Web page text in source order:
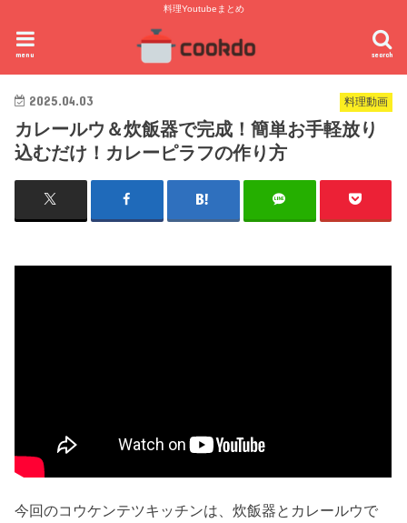
料理Youtubeまとめ
search
menu
料理動画
2025.04.03
カレールウ＆炊飯器で完成！簡単お手軽放り
込むだけ！カレーピラフの作り方
今回のコウケンテツキッチンは、炊飯器とカレールウで